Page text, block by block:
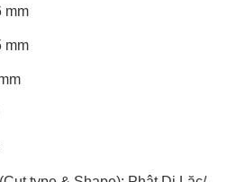
mm
mm